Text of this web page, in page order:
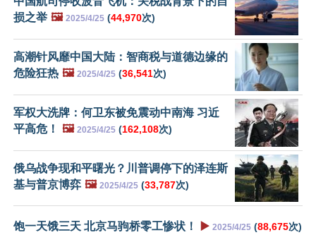
损之举 🖼️ 2025/4/25 (44,970次)
高潮针风靡中国大陆：智商税与道德边缘的
危险狂热 🖼️ 2025/4/25 (36,541次)
军权大洗牌：何卫东被免震动中南海 习近
平高危！
🖼️ 2025/4/25 (162,108次)
俄乌战争现和平曙光？川普调停下的泽连斯
基与普京博弈 🖼️ 2025/4/25 (33,787次)
饱一天饿三天 北京马驹桥零工惨状！ ▶️ 2025/4/25 (88,675次)